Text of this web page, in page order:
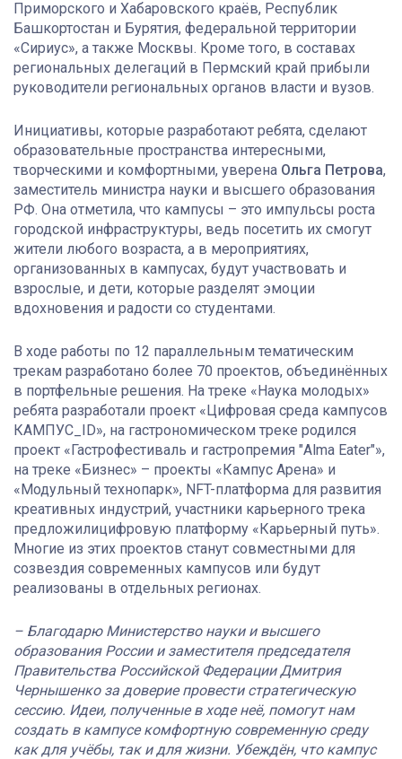
Приморского и Хабаровского краёв, Республик
Башкортостан и Бурятия, федеральной территории
«Сириус», а также Москвы. Кроме того, в составах
региональных делегаций в Пермский край прибыли
руководители региональных органов власти и вузов.
Инициативы, которые разработают ребята, сделают
образовательные пространства интересными,
творческими и комфортными, уверена Ольга Петрова,
заместитель министра науки и высшего образования
РФ. Она отметила, что кампусы – это импульсы роста
городской инфраструктуры, ведь посетить их смогут
жители любого возраста, а в мероприятиях,
организованных в кампусах, будут участвовать и
взрослые, и дети, которые разделят эмоции
вдохновения и радости со студентами.
В ходе работы по 12 параллельным тематическим
трекам разработано более 70 проектов, объединённых
в портфельные решения. На треке «Наука молодых»
ребята разработали проект «Цифровая среда кампусов
КАМПУС_ID», на гастрономическом треке родился
проект «Гастрофестиваль и гастропремия "Alma Eater"»,
на треке «Бизнес» – проекты «Кампус Арена» и
«Модульный технопарк», NFT-платформа для развития
креативных индустрий, участники карьерного трека
предложилицифровую платформу «Карьерный путь».
Многие из этих проектов станут совместными для
созвездия современных кампусов или будут
реализованы в отдельных регионах.
– Благодарю Министерство науки и высшего
образования России и заместителя председателя
Правительства Российской Федерации Дмитрия
Чернышенко за доверие провести стратегическую
сессию. Идеи, полученные в ходе неё, помогут нам
создать в кампусе комфортную современную среду
как для учёбы, так и для жизни. Убеждён, что кампус